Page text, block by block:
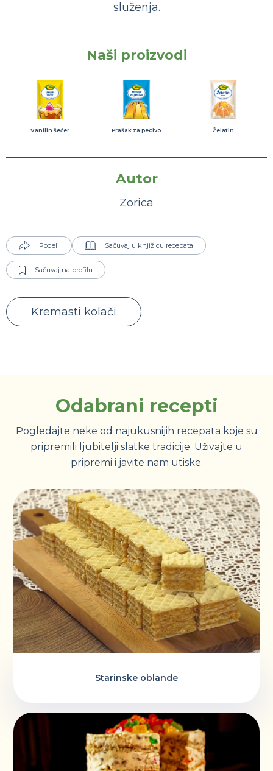
služenja.
Naši proizvodi
Vanilin šećer Prašak za pecivo Želatin
Autor
Zorica
Podeli Sačuvaj u knjižicu recepata
Sačuvaj na profilu
Kremasti kolači
Odabrani recepti
Pogledajte neke od najukusnijih recepata koje su
pripremili ljubitelji slatke tradicije. Uživajte u
pripremi i javite nam utiske.
Starinske oblande